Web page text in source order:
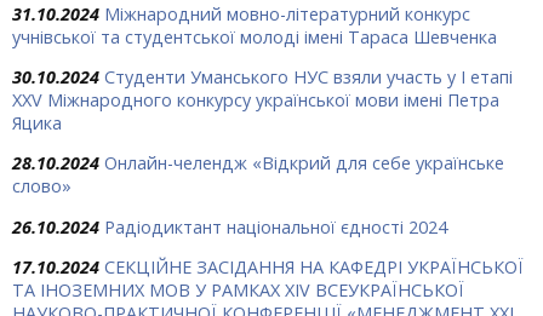
31.10.2024 Міжнародний мовно-літературний конкурс
учнівської та студентської молоді імені Тараса Шевченка
30.10.2024 Студенти Уманського НУС взяли участь у І етапі
ХХV Міжнародного конкурсу української мови імені Петра
Яцика
28.10.2024 Онлайн-челендж «Відкрий для себе українське
слово»
26.10.2024 Радіодиктант національної єдності 2024
17.10.2024 СЕКЦІЙНЕ ЗАСІДАННЯ НА КАФЕДРІ УКРАЇНСЬКОЇ
ТА ІНОЗЕМНИХ МОВ У РАМКАХ ХIV ВСЕУКРАЇНСЬКОЇ